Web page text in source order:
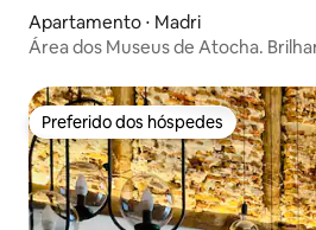
Apartamento ⋅ Madri
Área dos Museus de Atocha.
Preferido dos hóspedes
Preferido dos hóspedes